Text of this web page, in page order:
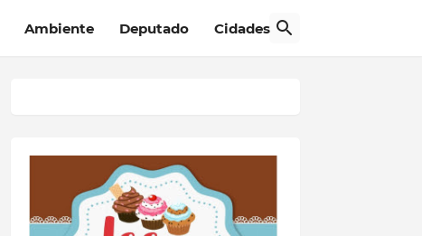
Ambiente Deputado Cidades